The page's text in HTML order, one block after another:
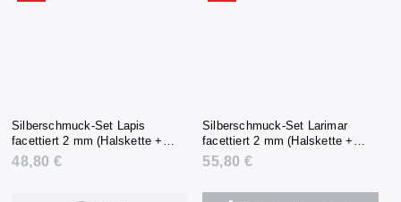
Silberschmuck-Set Lapis
facettiert 2 mm (Halskette +
Armband + Ohrringe)
48,80 €
Silberschmuck-Set Larimar
facettiert 2 mm (Halskette +
Armband + Ohrringe)
55,80 €